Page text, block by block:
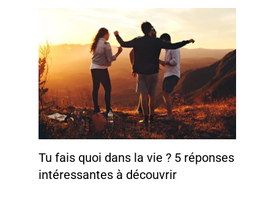
Tu fais quoi dans la vie ? 5 réponses
intéressantes à découvrir